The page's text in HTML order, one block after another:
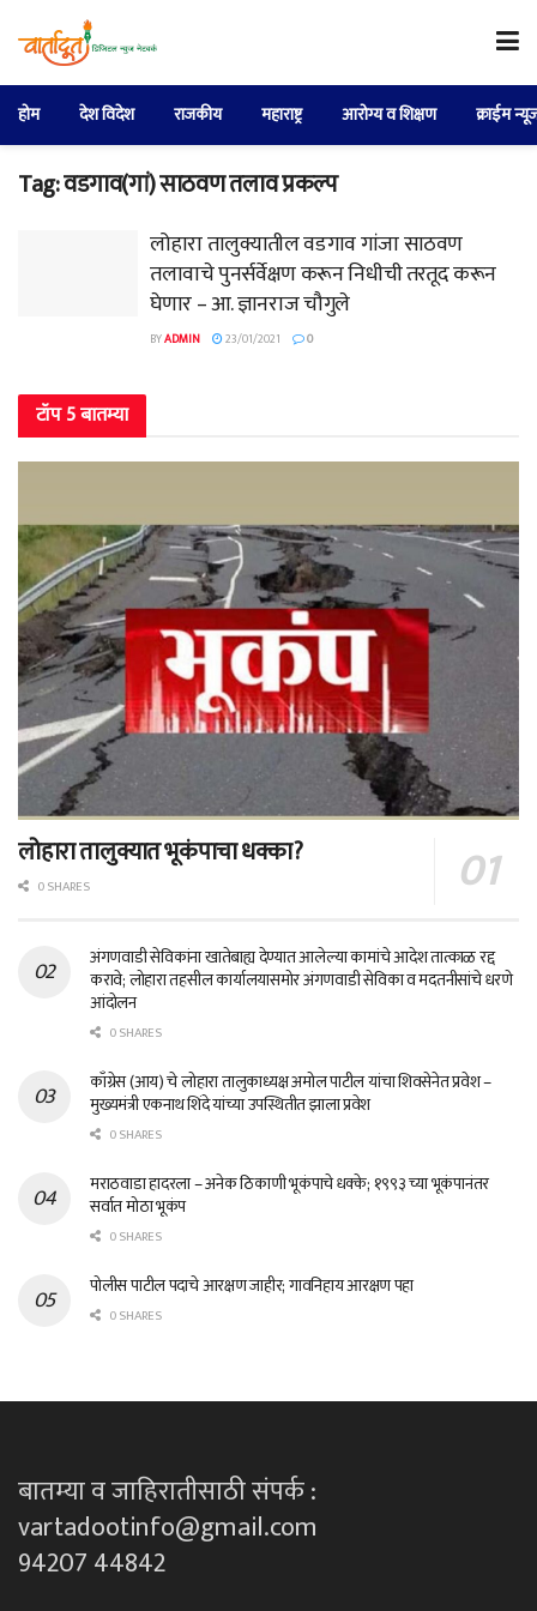
होम देश विदेश राजकीय महाराष्ट्र आरोग्य व शिक्षण क्राईम
Tag:वडगाव(गां) साठवण तलाव प्रकल्प
लोहारा तालुक्यातील वडगाव गांजा साठवण
तलावाचे पुनर्सर्वेक्षण करून निधीची तरतूद करून
घेणार – आ. ज्ञानराज चौगुले
BYADMIN 23/01/2021 0
टॉप 5 बातम्या
लोहारा तालुक्यात भूकंपाचा धक्का?
0 SHARES
अंगणवाडी सेविकांना खातेबाह्य देण्यात आलेल्या कामांचे आदेश तात्काळ रद्द
करावे; लोहारा तहसील कार्यालयासमोर अंगणवाडी सेविका व मदतनीसांचे धरणे
आंदोलन
0 SHARES
काँग्रेस (आय) चे लोहारा तालुकाध्यक्ष अमोल पाटील यांचा शिवसेनेत प्रवेश –
मुख्यमंत्री एकनाथ शिंदे यांच्या उपस्थितीत झाला प्रवेश
0 SHARES
मराठवाडा हादरला – अनेक ठिकाणी भूकंपाचे धक्के; १९९३ च्या भूकंपानंतर
सर्वात मोठा भूकंप
0 SHARES
पोलीस पाटील पदाचे आरक्षण जाहीर; गावनिहाय आरक्षण पहा
0 SHARES
बातम्या व जाहिरातीसाठी संपर्क :
vartadootinfo@gmail.com
94207 44842